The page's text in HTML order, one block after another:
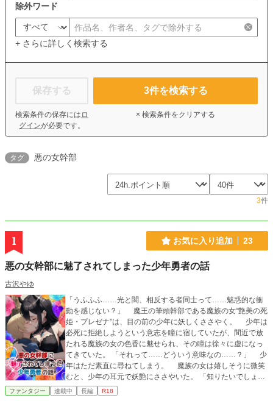
除外ワード
+ さらに詳しく検索する
保存する
検索条件の保存には ロ
グインが必要です。
3件を検索する
× 検索条件をクリアする
タグ 悪の女幹部
3件
1 お気に入り追加 23
悪の女幹部に魅了されてしまった少年勇者の話
古沢やゆ
「うふふふ……光と闇、相反する者同士って……魅惑的な衝
動を感じない？」 魔王の筆頭幹部である魔族の女“艶美の死
姫・プレゼナ”は、目の前の少年に妖しくささやく。 少年は
必死に拒絶しようという意志を瞳に宿していたが、間近で放
たれる魔族の女の色香に魅せられ、その瞳は徐々に虚になっ
てきていた。 「それって……どういう意味なの……？」 少
年はただ素直に尋ねてしまう。 魔族の女は嬉しそうに微笑
むと、少年の耳元で妖艶にささやいた。 「知りたいでしょ
う？ ……ならキスして？ そうしたらわかるわ……」 そ
ファンタジー 連載中 長編 R18